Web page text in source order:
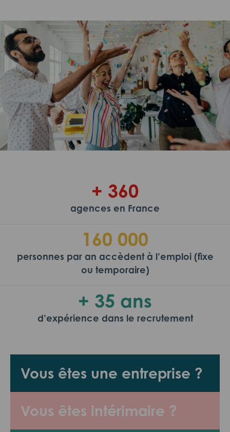
Vous êtes une entreprise ?
Vous êtes intérimaire ?
+ 360
agences en France
160 000
personnes par an accèdent à l’emploi (fixe
ou temporaire)
+ 35 ans
d’expérience dans le recrutement